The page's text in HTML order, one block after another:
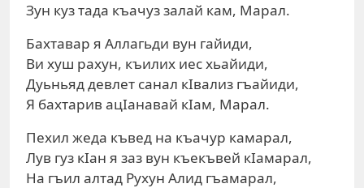
Зун куз тада къачуз залай кам, Марал.
Бахтавар я Аллагьди вун гайиди,
Ви хуш рахун, къилих иес хьайиди,
Дуьньяд девлет санал кIвализ гъайиди,
Я бахтарив ацIанавай кIам, Марал.
Пехил жеда къвед на къачур камарал,
Лув гуз кIан я заз вун къекъвей кIамарал,
На гъил алтад Рухун Алид гъамарал,